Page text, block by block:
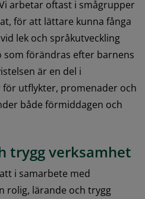
arbetar oftast i smågrupper
för att lättare kunna fånga
lek och språkutveckling
förändras efter barnens
är en del i
utflykter, promenader och
både förmiddagen och
trygg verksamhet
i samarbete med
rolig, lärande och trygg